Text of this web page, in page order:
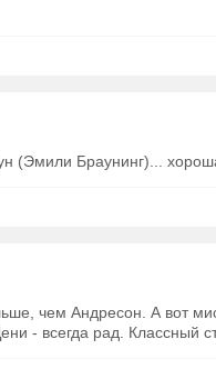
(Эмили Браунинг)...
чем Андресон. А вот
- всегда рад. Классный